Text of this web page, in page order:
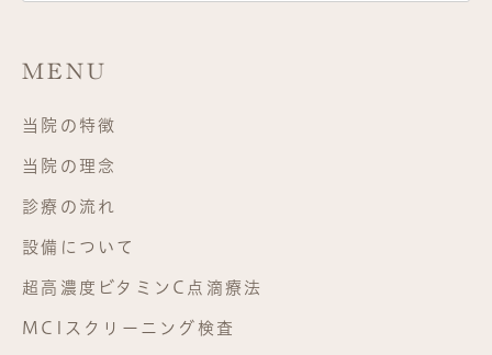
MENU
当院の特徴
当院の理念
診療の流れ
設備について
超高濃度ビタミンC点滴療法
MCIスクリーニング検査